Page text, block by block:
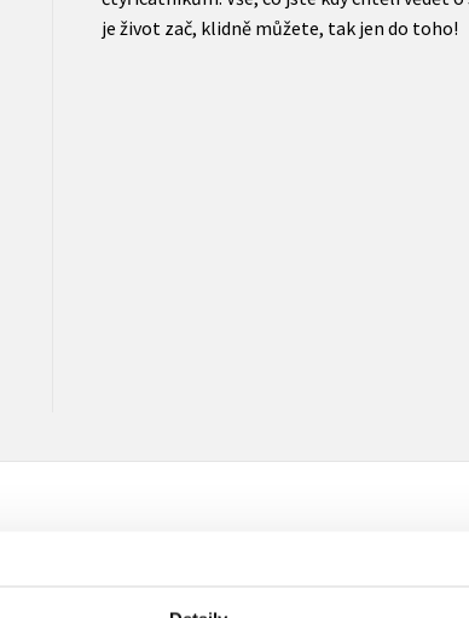
je život zač, klidně můžete, tak jen do toho!